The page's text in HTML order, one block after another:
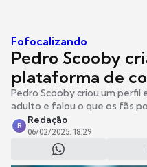
Fofocalizando
Pedro Scooby
plataforma de
Pedro Scooby criou um
adulto e falou o que os fãs
R
Redação
06/02/2025, 18:29